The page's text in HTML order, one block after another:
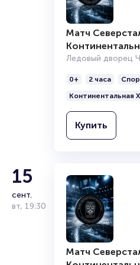
Купить
Ледовый дворец
0+
Континентальная
Матч
Ледовый дворец
0+ 2 часа
Континентальная
Купить
15
сент.
вт, 19:30
Матч